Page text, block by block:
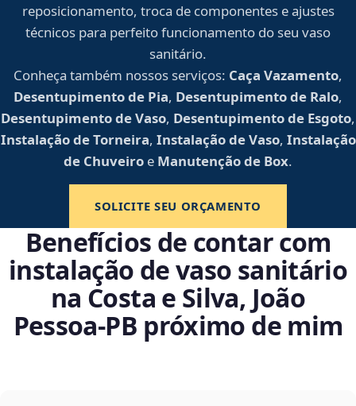
reposicionamento, troca de componentes e ajustes
técnicos para perfeito funcionamento do seu vaso
sanitário.
Conheça também nossos serviços: Caça Vazamento,
Desentupimento de Pia, Desentupimento de Ralo,
Desentupimento de Vaso, Desentupimento de Esgoto,
Instalação de Torneira, Instalação de Vaso, Instalação
de Chuveiro e Manutenção de Box.
SOLICITE SEU ORÇAMENTO
Benefícios de contar com
instalação de vaso sanitário
na Costa e Silva, João
Pessoa‑PB próximo de mim